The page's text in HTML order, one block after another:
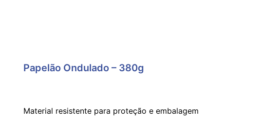
Papelão Ondulado – 380g
Material resistente para proteção e embalagem